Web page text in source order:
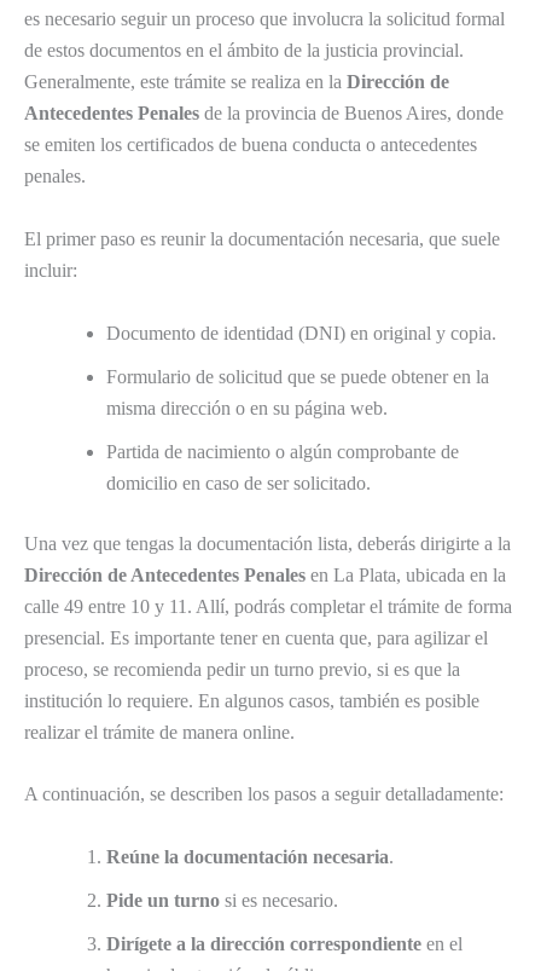
es necesario seguir un proceso que involucra la solicitud formal
de estos documentos en el ámbito de la justicia provincial.
Generalmente, este trámite se realiza en la Dirección de
Antecedentes Penales de la provincia de Buenos Aires, donde
se emiten los certificados de buena conducta o antecedentes
penales.
El primer paso es reunir la documentación necesaria, que suele
incluir:
Documento de identidad (DNI) en original y copia.
Formulario de solicitud que se puede obtener en la
misma dirección o en su página web.
Partida de nacimiento o algún comprobante de
domicilio en caso de ser solicitado.
Una vez que tengas la documentación lista, deberás dirigirte a la
Dirección de Antecedentes Penales en La Plata, ubicada en la
calle 49 entre 10 y 11. Allí, podrás completar el trámite de forma
presencial. Es importante tener en cuenta que, para agilizar el
proceso, se recomienda pedir un turno previo, si es que la
institución lo requiere. En algunos casos, también es posible
realizar el trámite de manera online.
A continuación, se describen los pasos a seguir detalladamente:
Reúne la documentación necesaria.
Pide un turno si es necesario.
Dirígete a la dirección correspondiente en el